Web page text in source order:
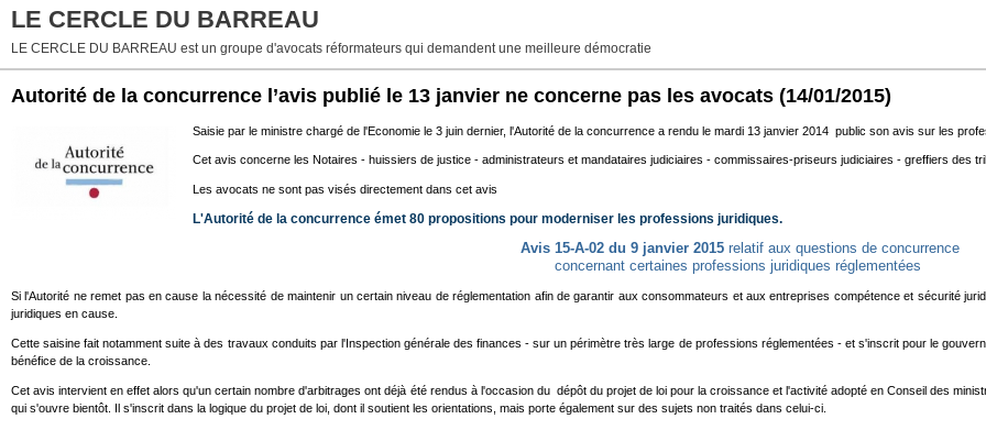
LE CERCLE DU BARREAU
LE CERCLE DU BARREAU est un groupe d'avocats réformateurs qui demandent une meilleure démocratie
Autorité de la concurrence l’avis publié le 13 janvier ne concerne pas les avocats (14/01/2015)
Saisie par le ministre chargé de l'Economie le 3 juin dernier, l'Autorité de la concurrence a rendu le mardi 13 janvier 2014 public son avis sur les
Cet avis concerne les Notaires - huissiers de justice - administrateurs et mandataires judiciaires - commissaires-priseurs judiciaires - greffiers des
Les avocats ne sont pas visés directement dans cet avis
L'Autorité de la concurrence émet 80 propositions pour moderniser les professions juridiques.
Avis 15-A-02 du 9 janvier 2015 relatif aux questions de concurrence
concernant certaines professions juridiques réglementées
Si l'Autorité ne remet pas en cause la nécessité de maintenir un certain niveau de réglementation afin de garantir aux consommateurs et aux entreprises compétence et sécurité
juridiques en cause.
Cette saisine fait notamment suite à des travaux conduits par l'Inspection générale des finances - sur un périmètre très large de professions réglementées - et s'inscrit pour le
bénéfice de la croissance.
Cet avis intervient en effet alors qu'un certain nombre d'arbitrages ont déjà été rendus à l'occasion du dépôt du projet de loi pour la croissance et l'activité adopté en Conseil des
qui s'ouvre bientôt. Il s'inscrit dans la logique du projet de loi, dont il soutient les orientations, mais porte également sur des sujets non traités dans celui-ci.